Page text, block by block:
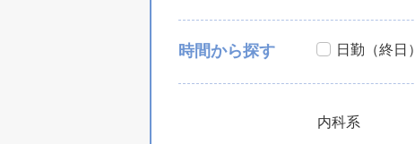
時間から探す 日勤（終日）
内科系